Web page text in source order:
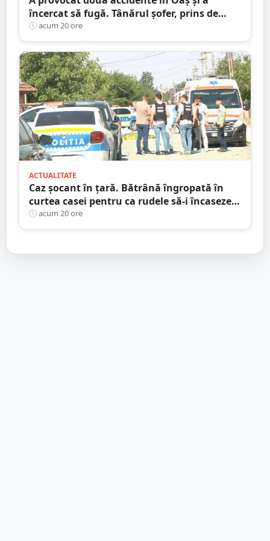
încercat să fugă. Tânărul șofer, prins de
polițiștii sătmăreni. Încălcări grave ale
Codului Rutier
acum 20 ore
ACTUALITATE
Caz șocant în țară. Bătrână îngropată în
curtea casei pentru ca rudele să-i încaseze
pensia
acum 20 ore